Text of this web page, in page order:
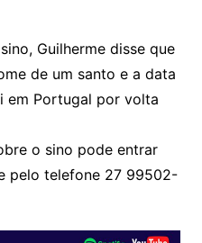
Guilherme disse que
de um santo e a data
em Portugal por volta
o sino pode entrar
pelo telefone 27 99502-